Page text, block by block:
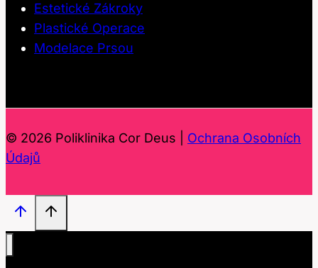
Estetické Zákroky
Plastické Operace
Modelace Prsou
© 2026 Poliklinika Cor Deus | Ochrana Osobních
Údajů